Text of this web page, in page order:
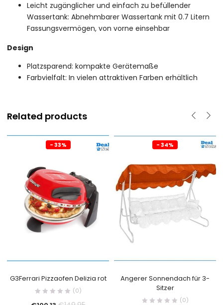
Leicht zugänglicher und einfach zu befüllender
Wassertank: Abnehmbarer Wassertank mit 0.7 Litern
Fassungsvermögen, von vorne einsehbar
Design
Platzsparend: kompakte Gerätemaße
Farbvielfalt: In vielen attraktiven Farben erhältlich
Related products
- 33%
G3Ferrari Pizzaofen Delizia rot
(0)
- 34%
Angerer Sonnendach für 3-
Sitzer
(0)